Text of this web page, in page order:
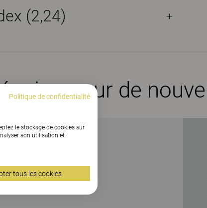
(2,24)
pour de
Politique de confidentialité
le stockage de cookies sur
son utilisation et
tous les cookies